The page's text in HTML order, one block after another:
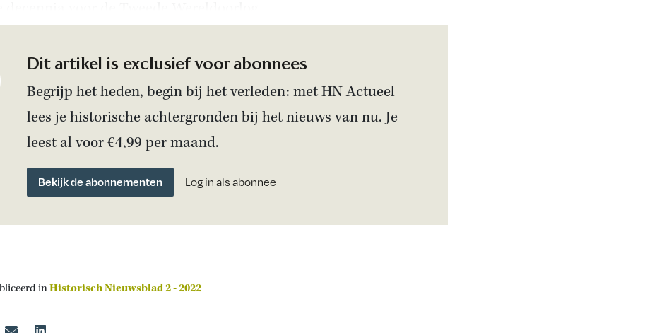
Dit artikel is exclusief voor abonnees
Begrijp het heden, begin bij het verleden: met HN Actueel
lees je historische achtergronden bij het nieuws van nu. Je
leest al voor €4,99 per maand.
Bekijk de abonnementen Log in als abonnee
inHistorisch Nieuwsblad 2 - 2022